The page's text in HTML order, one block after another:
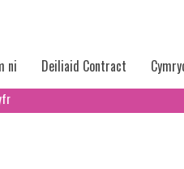
ni Deiliaid Contract